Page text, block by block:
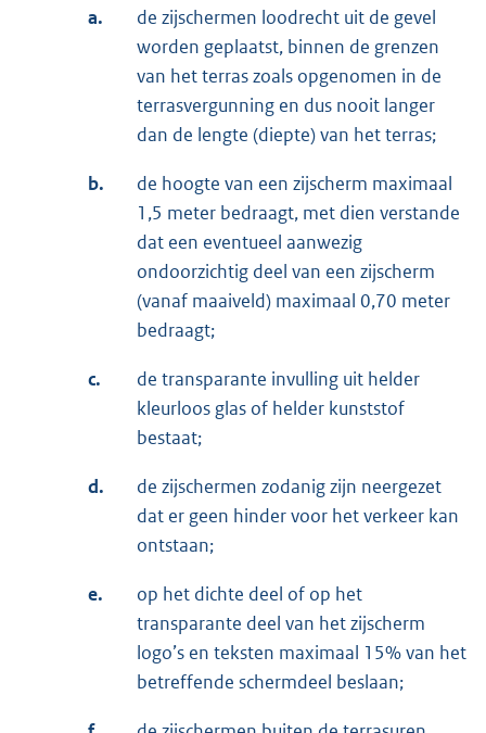
a.
de zijschermen loodrecht uit de gevel
worden geplaatst, binnen de grenzen
van het terras zoals opgenomen in de
terrasvergunning en dus nooit langer
dan de lengte (diepte) van het terras;
b.
de hoogte van een zijscherm maximaal
1,5 meter bedraagt, met dien verstande
dat een eventueel aanwezig
ondoorzichtig deel van een zijscherm
(vanaf maaiveld) maximaal 0,70 meter
bedraagt;
c.
de transparante invulling uit helder
kleurloos glas of helder kunststof
bestaat;
d.
de zijschermen zodanig zijn neergezet
dat er geen hinder voor het verkeer kan
ontstaan;
e.
op het dichte deel of op het
transparante deel van het zijscherm
logo’s en teksten maximaal 15% van het
betreffende schermdeel beslaan;